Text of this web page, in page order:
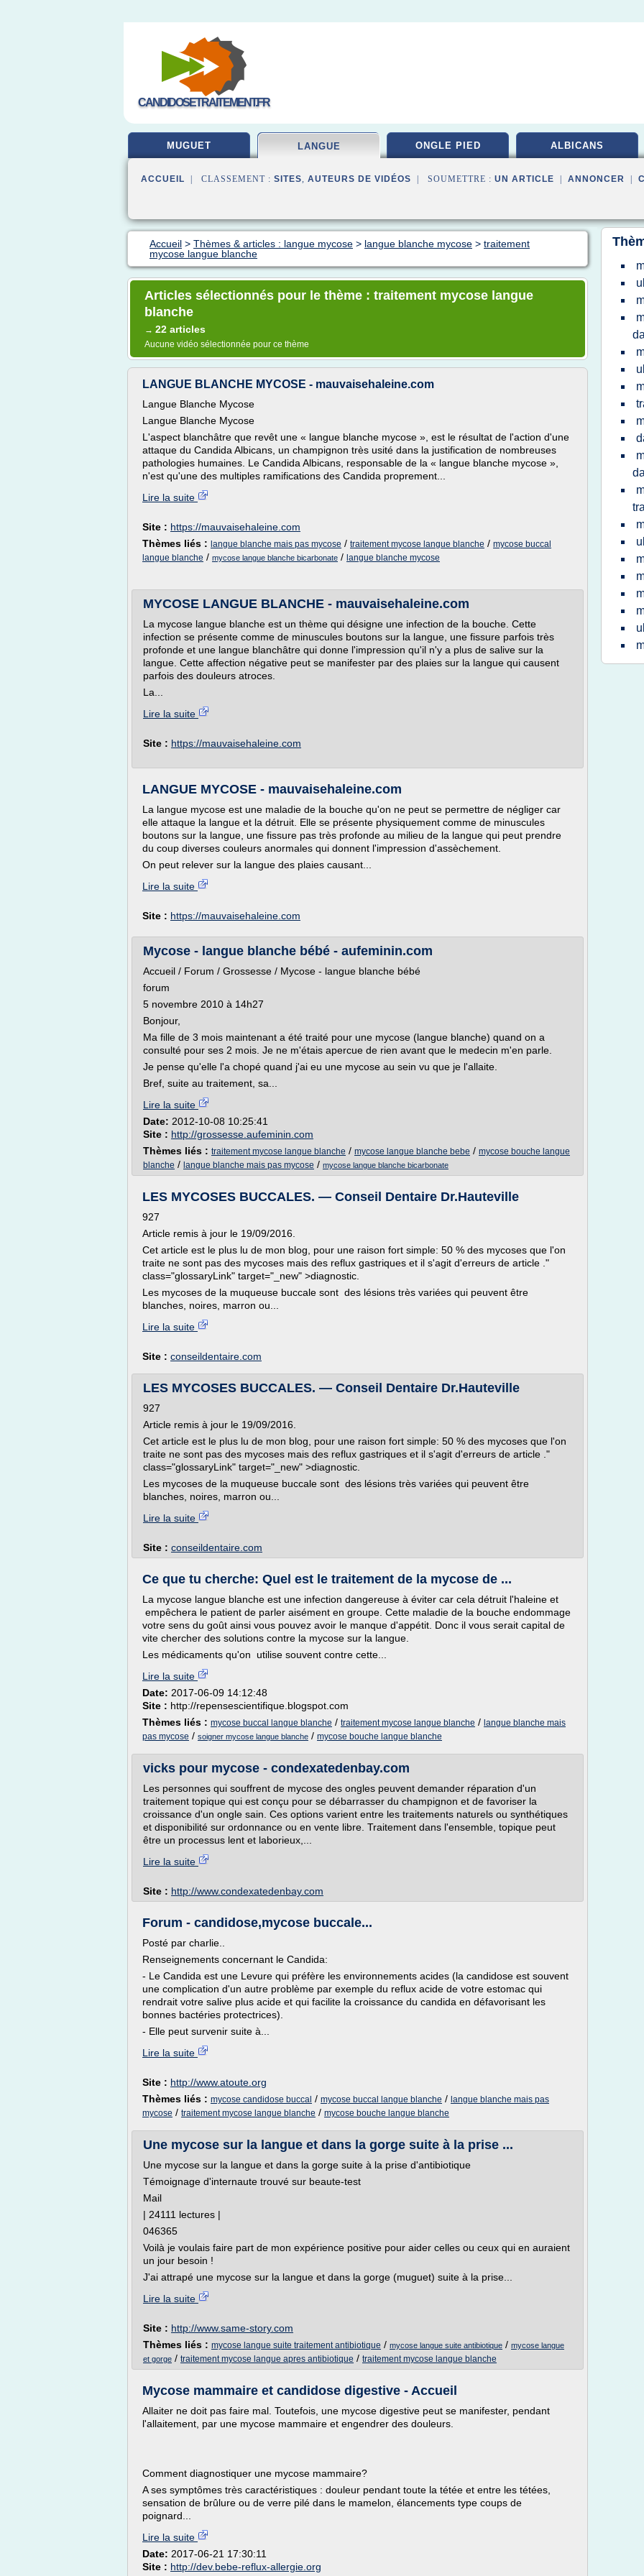
CANDIDOSETRAITEMENT.FR
MUGUET LANGUE ONGLE PIED ALBICANS
ACCUEIL | CLASSEMENT : SITES, AUTEURS DE VIDÉOS | SOUMETTRE : UN ARTICLE ANNONCER
Accueil > Thèmes & articles : langue mycose > langue blanche mycose > traitement
mycose langue blanche
Articles sélectionnés pour le thème : traitement mycose langue
blanche
→ 22 articles
Aucune vidéo sélectionnée pour ce thème
LANGUE BLANCHE MYCOSE - mauvaisehaleine.com
Langue Blanche Mycose
Langue Blanche Mycose
L'aspect blanchâtre que revêt une « langue blanche mycose », est le résultat de l'action d'une
attaque du Candida Albicans, un champignon très usité dans la justification de nombreuses
pathologies humaines. Le Candida Albicans, responsable de la « langue blanche mycose »,
n'est qu'une des multiples ramifications des Candida proprement...
Lire la suite
Site : https://mauvaisehaleine.com
Thèmes liés : langue blanche mais pas mycose / traitement mycose langue blanche / mycose buccal
langue blanche / mycose langue blanche bicarbonate / langue blanche mycose
MYCOSE LANGUE BLANCHE - mauvaisehaleine.com
La mycose langue blanche est un thème qui désigne une infection de la bouche. Cette
infection se présente comme de minuscules boutons sur la langue, une fissure parfois très
profonde et une langue blanchâtre qui donne l'impression qu'il n'y a plus de salive sur la
langue. Cette affection négative peut se manifester par des plaies sur la langue qui causent
parfois des douleurs atroces.
La...
Lire la suite
Site : https://mauvaisehaleine.com
LANGUE MYCOSE - mauvaisehaleine.com
La langue mycose est une maladie de la bouche qu'on ne peut se permettre de négliger car
elle attaque la langue et la détruit. Elle se présente physiquement comme de minuscules
boutons sur la langue, une fissure pas très profonde au milieu de la langue qui peut prendre
du coup diverses couleurs anormales qui donnent l'impression d'assèchement.
On peut relever sur la langue des plaies causant...
Lire la suite
Site : https://mauvaisehaleine.com
Mycose - langue blanche bébé - aufeminin.com
Accueil / Forum / Grossesse / Mycose - langue blanche bébé
forum
5 novembre 2010 à 14h27
Bonjour,
Ma fille de 3 mois maintenant a été traité pour une mycose (langue blanche) quand on a
consulté pour ses 2 mois. Je ne m'étais apercue de rien avant que le medecin m'en parle.
Je pense qu'elle l'a chopé quand j'ai eu une mycose au sein vu que je l'allaite.
Bref, suite au traitement, sa...
Lire la suite
Date: 2012-10-08 10:25:41
Site : http://grossesse.aufeminin.com
Thèmes liés : traitement mycose langue blanche / mycose langue blanche bebe / mycose bouche langue
blanche / langue blanche mais pas mycose / mycose langue blanche bicarbonate
LES MYCOSES BUCCALES. — Conseil Dentaire Dr.Hauteville
927
Article remis à jour le 19/09/2016.
Cet article est le plus lu de mon blog, pour une raison fort simple: 50 % des mycoses que l'on
traite ne sont pas des mycoses mais des reflux gastriques et il s'agit d'erreurs de article ."
class="glossaryLink" target="_new" >diagnostic.
Les mycoses de la muqueuse buccale sont des lésions très variées qui peuvent être
blanches, noires, marron ou...
Lire la suite
Site : conseildentaire.com
LES MYCOSES BUCCALES. — Conseil Dentaire Dr.Hauteville
927
Article remis à jour le 19/09/2016.
Cet article est le plus lu de mon blog, pour une raison fort simple: 50 % des mycoses que l'on
traite ne sont pas des mycoses mais des reflux gastriques et il s'agit d'erreurs de article ."
class="glossaryLink" target="_new" >diagnostic.
Les mycoses de la muqueuse buccale sont des lésions très variées qui peuvent être
blanches, noires, marron ou...
Lire la suite
Site : conseildentaire.com
Ce que tu cherche: Quel est le traitement de la mycose de ...
La mycose langue blanche est une infection dangereuse à éviter car cela détruit l'haleine et
empêchera le patient de parler aisément en groupe. Cette maladie de la bouche endommage
votre sens du goût ainsi vous pouvez avoir le manque d'appétit. Donc il vous serait capital de
vite chercher des solutions contre la mycose sur la langue.
Les médicaments qu'on utilise souvent contre cette...
Lire la suite
Date: 2017-06-09 14:12:48
Site : http://repensescientifique.blogspot.com
Thèmes liés : mycose buccal langue blanche / traitement mycose langue blanche / langue blanche mais
pas mycose / soigner mycose langue blanche / mycose bouche langue blanche
vicks pour mycose - condexatedenbay.com
Les personnes qui souffrent de mycose des ongles peuvent demander réparation d'un
traitement topique qui est conçu pour se débarrasser du champignon et de favoriser la
croissance d'un ongle sain. Ces options varient entre les traitements naturels ou synthétiques
et disponibilité sur ordonnance ou en vente libre. Traitement dans l'ensemble, topique peut
être un processus lent et laborieux,...
Lire la suite
Site : http://www.condexatedenbay.com
Forum - candidose,mycose buccale...
Posté par charlie..
Renseignements concernant le Candida:
- Le Candida est une Levure qui préfère les environnements acides (la candidose est souvent
une complication d'un autre problème par exemple du reflux acide de votre estomac qui
rendrait votre salive plus acide et qui facilite la croissance du candida en défavorisant les
bonnes bactéries protectrices).
- Elle peut survenir suite à...
Lire la suite
Site : http://www.atoute.org
Thèmes liés : mycose candidose buccal / mycose buccal langue blanche / langue blanche mais pas
mycose / traitement mycose langue blanche / mycose bouche langue blanche
Une mycose sur la langue et dans la gorge suite à la prise ...
Une mycose sur la langue et dans la gorge suite à la prise d'antibiotique
Témoignage d'internaute trouvé sur beaute-test
Mail
| 24111 lectures |
046365
Voilà je voulais faire part de mon expérience positive pour aider celles ou ceux qui en auraient
un jour besoin !
J'ai attrapé une mycose sur la langue et dans la gorge (muguet) suite à la prise...
Lire la suite
Site : http://www.same-story.com
Thèmes liés : mycose langue suite traitement antibiotique / mycose langue suite antibiotique / mycose langue
et gorge / traitement mycose langue apres antibiotique / traitement mycose langue blanche
Mycose mammaire et candidose digestive - Accueil
Allaiter ne doit pas faire mal. Toutefois, une mycose digestive peut se manifester, pendant
l'allaitement, par une mycose mammaire et engendrer des douleurs.
Comment diagnostiquer une mycose mammaire?
A ses symptômes très caractéristiques : douleur pendant toute la tétée et entre les tétées,
sensation de brûlure ou de verre pilé dans le mamelon, élancements type coups de
poignard...
Lire la suite
Date: 2017-06-21 17:30:11
Site : http://dev.bebe-reflux-allergie.org